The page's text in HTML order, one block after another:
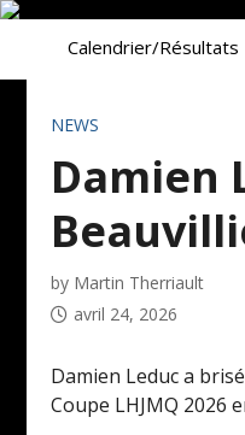
Calendrier/Résultats
Calendrier
NEWS
Damien
by Martin Therriault
avril 24, 2026
Damien Leduc a
Coupe LHJMQ 2026